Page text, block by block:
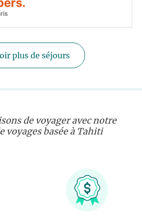
plus de séjours
de voyager avec notre
voyages basée à Tahiti